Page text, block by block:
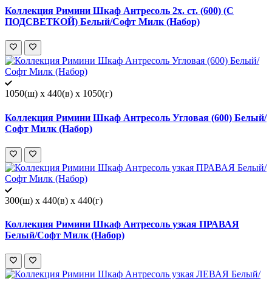
Коллекция Римини Шкаф Антресоль 2х. ст. (600) (С
ПОДСВЕТКОЙ) Белый/Софт Милк (Набор)
1050(ш) x 440(в) x 1050(г)
Коллекция Римини Шкаф Антресоль Угловая (600) Белый/
Софт Милк (Набор)
300(ш) x 440(в) x 440(г)
Коллекция Римини Шкаф Антресоль узкая ПРАВАЯ
Белый/Софт Милк (Набор)